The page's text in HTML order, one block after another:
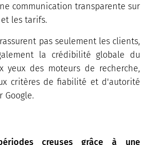
communication transparente sur
les tarifs.
pas seulement les clients,
la crédibilité globale du
yeux des moteurs de recherche,
critères de fiabilité et d'autorité
Google.
creuses grâce à une